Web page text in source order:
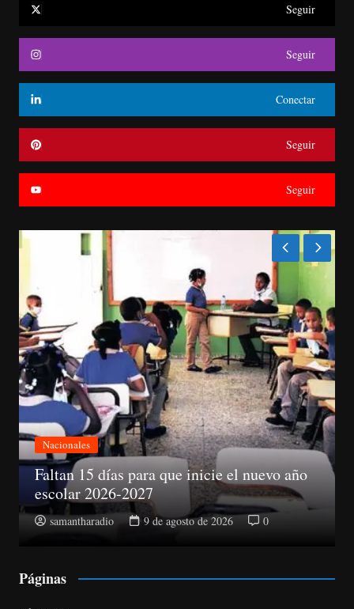
Seguir
Seguir
Conectar
Seguir
Seguir
Nacionales
Abinader electo presidente del PRM
samantharadio 9 de agosto de 2026 0
Páginas